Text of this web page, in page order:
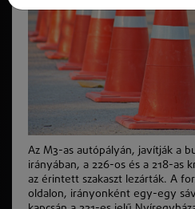
Az M3-as autópályán, javítják a
irányában, a 226-os és a 218-as
az érintett szakaszt lezárták. A
oldalon, irányonként egy-egy